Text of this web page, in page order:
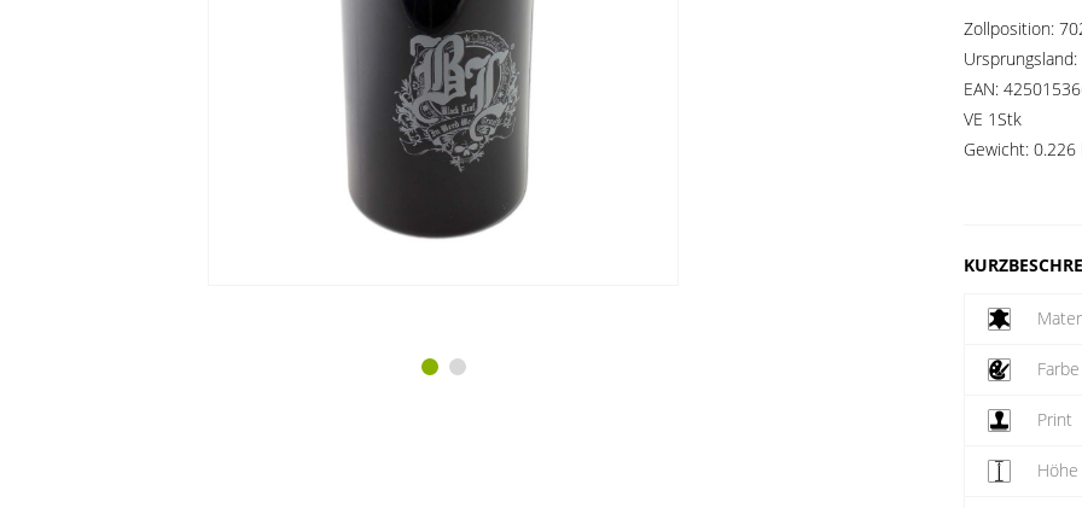
Zollposition:
Ursprungsland:
EAN:
VE 1Stk
Gewicht: 0.226
Farbe
Print
Höhe